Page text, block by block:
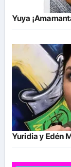
Yuya
Yuridia y Edén